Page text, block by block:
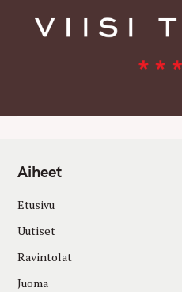
Aiheet
Etusivu
Uutiset
Ravintolat
Juoma